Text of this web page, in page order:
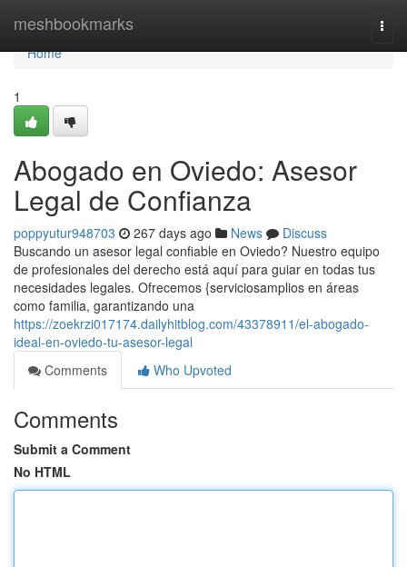
meshbookmarks
Home
Home
1
Abogado en Oviedo: Asesor
Legal de Confianza
poppyutur948703 267 days ago News
Discuss
Buscando un asesor legal confiable en Oviedo? Nuestro equipo
de profesionales del derecho está aquí para guiar en todas tus
necesidades legales. Ofrecemos {serviciosamplios en áreas
como familia, garantizando una
https://zoekrzi017174.dailyhitblog.com/43378911/el-abogado-
ideal-en-oviedo-tu-asesor-legal
Comments
Who Upvoted
Comments
Submit a Comment
No HTML